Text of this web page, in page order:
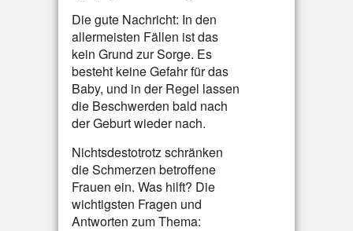
Die gute Nachricht: In den
allermeisten Fällen ist das
kein Grund zur Sorge. Es
besteht keine Gefahr für das
Baby, und in der Regel lassen
die Beschwerden bald nach
der Geburt wieder nach.
Nichtsdestotrotz schränken
die Schmerzen betroffene
Frauen ein. Was hilft? Die
wichtigsten Fragen und
Antworten zum Thema: